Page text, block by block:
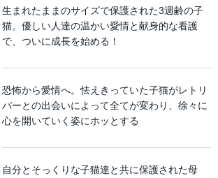
生まれたままのサイズで保護された3週齢の子
猫。優しい人達の温かい愛情と献身的な看護
で、ついに成長を始める！
恐怖から愛情へ。怯えきっていた子猫がレトリ
バーとの出会いによって全てが変わり、徐々に
心を開いていく姿にホッとする
自分とそっくりな子猫達と共に保護された母